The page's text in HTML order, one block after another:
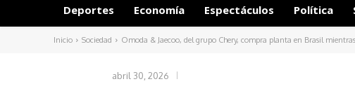
Deportes Economía Espectáculos Política
Inicio Sociedad Omoda & Jaecoo, del grupo Chery, compra planta en Brasil
abril 30, 2026